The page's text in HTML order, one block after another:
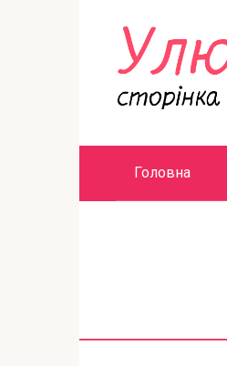
Головна